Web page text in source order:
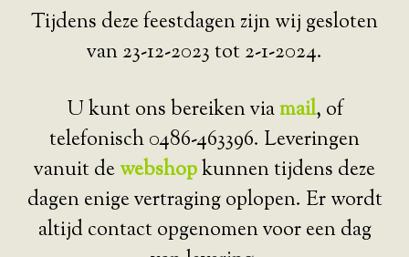
Tijdens deze feestdagen zijn wij gesloten
van 23-12-2023 tot 2-1-2024.
U kunt ons bereiken viamail, of
telefonisch 0486-463396. Leveringen
vanuit dewebshopkunnen tijdens deze
dagen enige vertraging oplopen. Er wordt
altijd contact opgenomen voor een dag